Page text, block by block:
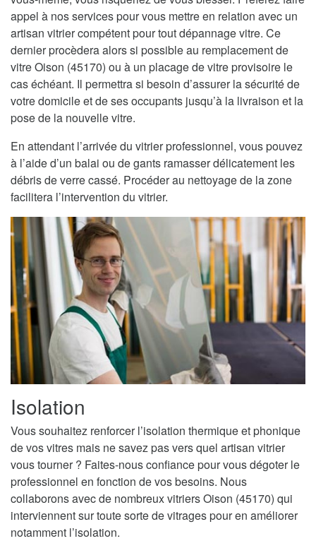
appel à nos services pour vous mettre en relation avec un
artisan vitrier compétent pour tout dépannage vitre. Ce
dernier procèdera alors si possible au remplacement de
vitre Oison (45170) ou à un placage de vitre provisoire le
cas échéant. Il permettra si besoin d’assurer la sécurité de
votre domicile et de ses occupants jusqu’à la livraison et la
pose de la nouvelle vitre.
En attendant l’arrivée du vitrier professionnel, vous pouvez
à l’aide d’un balai ou de gants ramasser délicatement les
débris de verre cassé. Procéder au nettoyage de la zone
facilitera l’intervention du vitrier.
Isolation
Vous souhaitez renforcer l’isolation thermique et phonique
de vos vitres mais ne savez pas vers quel artisan vitrier
vous tourner ? Faites-nous confiance pour vous dégoter le
professionnel en fonction de vos besoins. Nous
collaborons avec de nombreux vitriers Oison (45170) qui
interviennent sur toute sorte de vitrages pour en améliorer
notamment l’isolation.